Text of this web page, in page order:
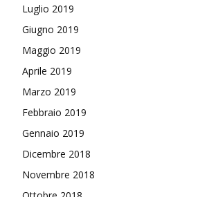
Luglio 2019
Giugno 2019
Maggio 2019
Aprile 2019
Marzo 2019
Febbraio 2019
Gennaio 2019
Dicembre 2018
Novembre 2018